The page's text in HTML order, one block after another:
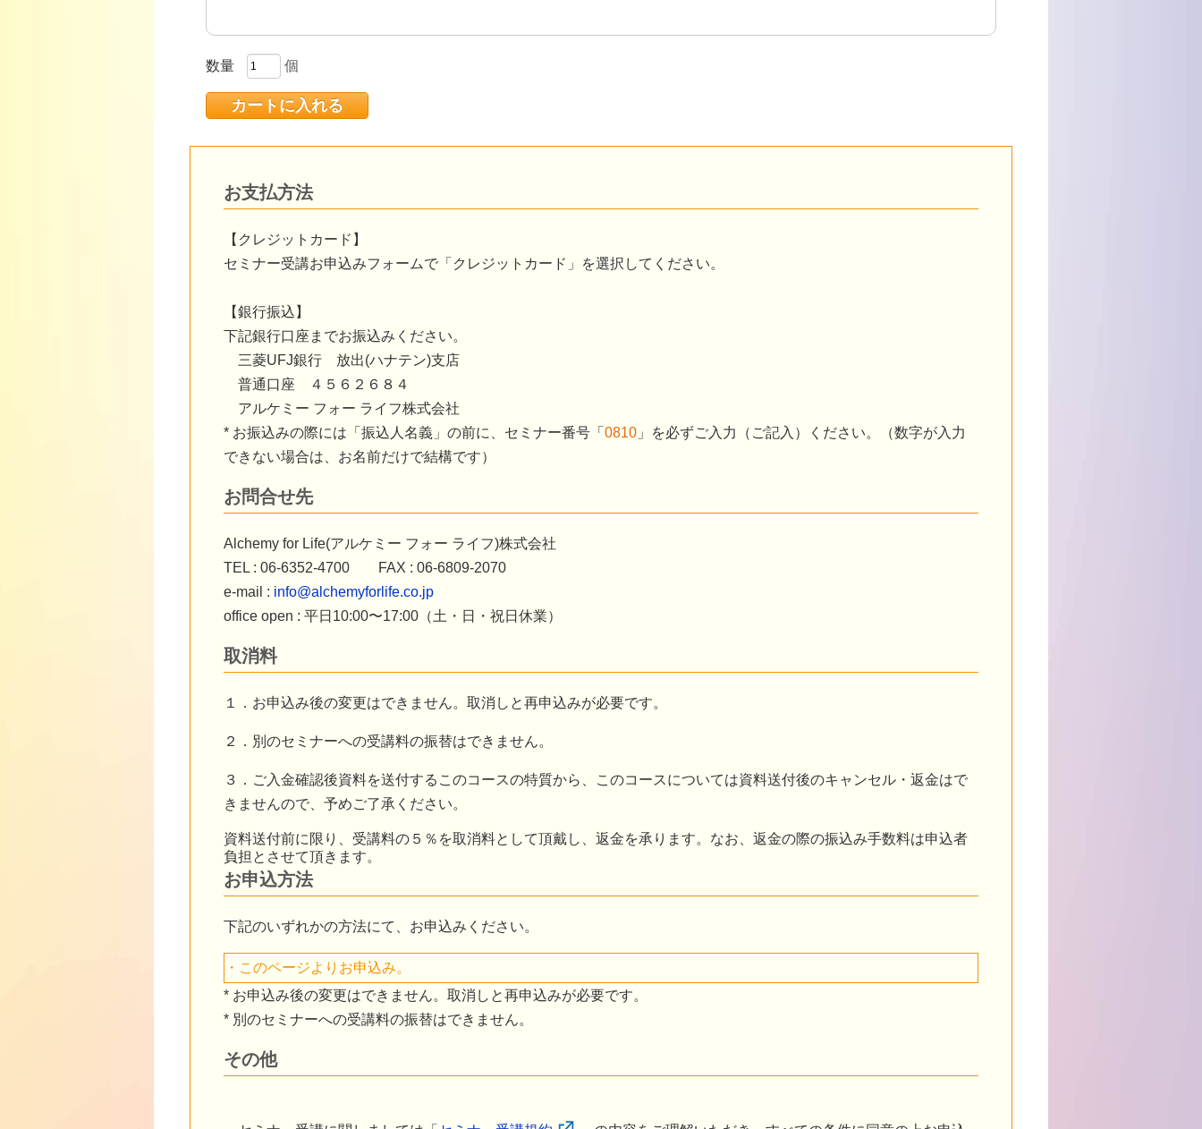
数量 個
お支払方法
【クレジットカード】
セミナー受講お申込みフォームで「クレジットカード」を選択してください。
【銀行振込】
下記銀行口座までお振込みください。
三菱UFJ銀行 放出(ハナテン)支店
普通口座 ４５６２６８４
アルケミー フォー ライフ株式会社
* お振込みの際には「振込人名義」の前に、セミナー番号「 0810」を必ずご入力（ご記入）ください。（数字が入力
できない場合は、お名前だけで結構です）
お問合せ先
Alchemy for Life(アルケミー フォー ライフ)株式会社
TEL : 06-6352-4700 FAX : 06-6809-2070
e-mail : info@alchemyforlife.co.jp
office open : 平日10:00〜17:00（土・日・祝日休業）
取消料
１．お申込み後の変更はできません。取消しと再申込みが必要です。
２．別のセミナーへの受講料の振替はできません。
３．ご入金確認後資料を送付するこのコースの特質から、このコースについては資料送付後のキャンセル・返金はで
きませんので、予めご了承ください。
資料送付前に限り、受講料の５％を取消料として頂戴し、返金を承ります。なお、返金の際の振込み手数料は申込者
負担とさせて頂きます。
お申込方法
下記のいずれかの方法にて、お申込みください。
・このページよりお申込み。
* お申込み後の変更はできません。取消しと再申込みが必要です。
* 別のセミナーへの受講料の振替はできません。
その他